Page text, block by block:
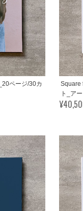
ページ/30カ
Square
ト_ア